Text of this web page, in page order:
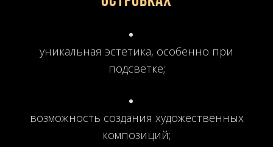
уникальная эстетика, особенно при
подсветке;
возможность создания художественных
композиций;